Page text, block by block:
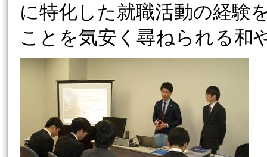
に特化した就職活動の経験
ことを気安く尋ねられる和